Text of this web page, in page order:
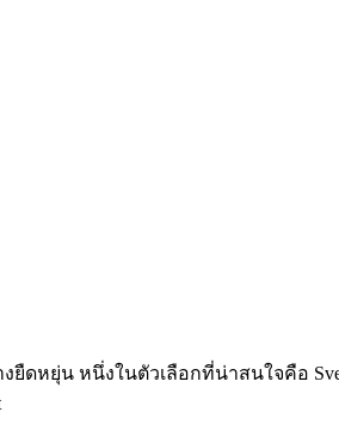
ดหยุ่น หนึ่งในตัวเลือกที่น่าสนใจคือ